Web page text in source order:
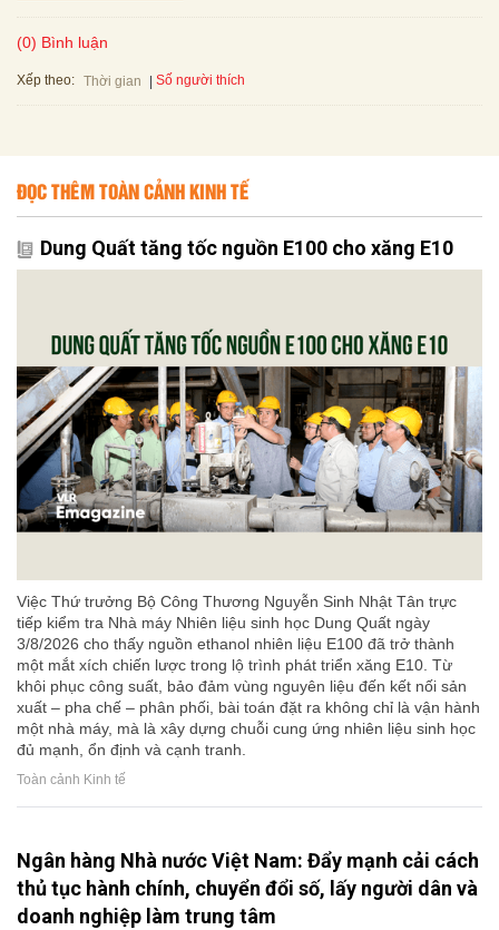
(0) Bình luận
Xếp theo: Thời gian Số người thích
ĐỌC THÊM TOÀN CẢNH KINH TẾ
Dung Quất tăng tốc nguồn E100 cho xăng E10
Việc Thứ trưởng Bộ Công Thương Nguyễn Sinh Nhật Tân trực
tiếp kiểm tra Nhà máy Nhiên liệu sinh học Dung Quất ngày
3/8/2026 cho thấy nguồn ethanol nhiên liệu E100 đã trở thành
một mắt xích chiến lược trong lộ trình phát triển xăng E10. Từ
khôi phục công suất, bảo đảm vùng nguyên liệu đến kết nối sản
xuất – pha chế – phân phối, bài toán đặt ra không chỉ là vận hành
một nhà máy, mà là xây dựng chuỗi cung ứng nhiên liệu sinh học
đủ mạnh, ổn định và cạnh tranh.
Toàn cảnh Kinh tế
Ngân hàng Nhà nước Việt Nam: Đẩy mạnh cải cách
thủ tục hành chính, chuyển đổi số, lấy người dân và
doanh nghiệp làm trung tâm